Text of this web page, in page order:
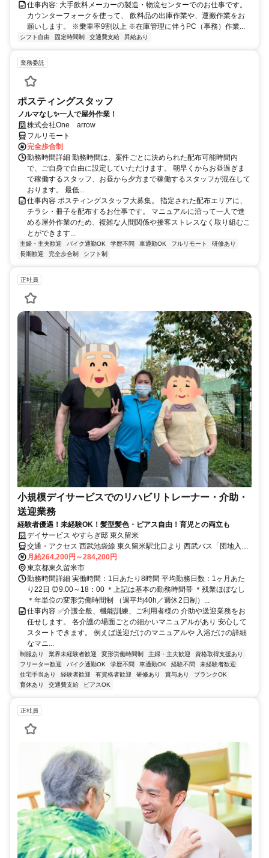
仕事内容: 大手飲料メーカーの製造・物流センターでのお仕事です。
カウンターフォークを使って、 飲料品の出庫作業や、運搬作業をお
願いします。 ※乗車率9割以上 ※在庫管理に伴うPC（事務）作業...
シフト自由 固定時間制 交通費支給 昇給あり
業務委託
ポスティングスタッフ
ノルマなし✨一人で屋外作業！
株式会社One arrow
フルリモート
完全歩合制
勤務時間詳細 勤務時間は、案件ごとに決められた配布可能時間内
で、ご自身で自由に設定していただけます。 朝早くからお昼過ぎま
で稼働するスタッフ、お昼から夕方まで稼働するスタッフが混在して
おります。 最低...
仕事内容 ポスティングスタッフ大募集。 指定された配布エリアに、
チラシ・冊子を配布するお仕事です。 マニュアルに沿って一人で進
める屋外作業のため、複雑な人間関係や接客ストレスなく取り組むこ
とができます...
主婦・主夫歓迎 バイク通勤OK 学歴不問 車通勤OK フルリモート
研修あり
長期歓迎
完全歩合制 シフト制
正社員
小規模デイサービスでのリハビリトレーナー・介助・
送迎業務
経験者優遇！未経験OK！髪型髪色・ピアス自由！育児との両立も
デイサービス やすらぎ邸 東久留米
交通・アクセス 西武池袋線 東久留米駅北口より 西武バス「団地入
口」下車徒歩１分
月給264,200円～284,200円
東京都東久留米市
勤務時間詳細 実働時間：1日あたり8時間 平均勤務日数：1ヶ月あた
り22日 ⏰9:00～18：00 ＊上記は基本の勤務時間帯 ＊残業ほぼなし
＊年単位の変形労働時間制 （週平均40h／週休2日制）...
仕事内容 ✅介護全般、機能訓練、ご利用者様の 介助や送迎業務をお
任せします。 各介護の場面ごとの細かいマニュアルがあり 安心して
スタートできます。 例えば送迎だけのマニュアルや 入浴だけの詳細
なマニ...
制服あり 業界未経験者歓迎 変形労働時間制 主婦・主夫歓迎
資格取得支援あり
フリーター歓迎
バイク通勤OK 学歴不問 車通勤OK 経験不問
未経験者歓迎
住宅手当あり
経験者歓迎 有資格者歓迎 研修あり 賞与あり
ブランクOK
育休あり
交通費支給 ピアスOK
正社員